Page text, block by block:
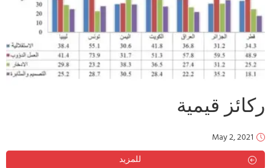
ركائز قيمية
May 2, 2021
للمزيد